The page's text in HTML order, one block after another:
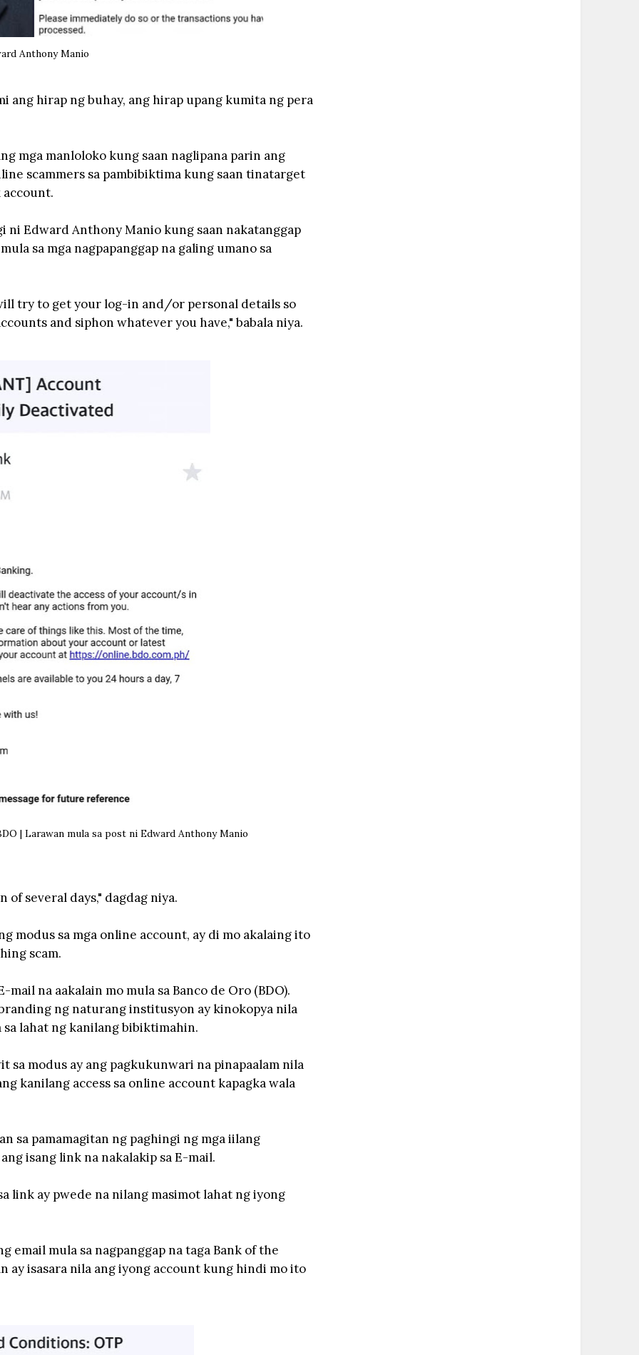
Anthony Manio
ang hirap ng buhay, ang hirap upang kumita ng pera
mga manloloko kung saan naglipana parin ang
scammers sa pambibiktima kung saan tinatarget
account.
ni Edward Anthony Manio kung saan nakatanggap
sa mga nagpapanggap na galing umano sa
try to get your log-in and/or personal details so
and siphon whatever you have," babala niya.
| Larawan mula sa post ni Edward Anthony Manio
of several days," dagdag niya.
modus sa mga online account, ay di mo akalaing ito
scam.
na aakalain mo mula sa Banco de Oro (BDO).
ng naturang institusyon ay kinokopya nila
lahat ng kanilang bibiktimahin.
sa modus ay ang pagkukunwari na pinapaalam nila
kanilang access sa online account kapagka wala
sa pamamagitan ng paghingi ng mga iilang
isang link na nakalakip sa E-mail.
link ay pwede na nilang masimot lahat ng iyong
email mula sa nagpanggap na taga Bank of the
ay isasara nila ang iyong account kung hindi mo ito